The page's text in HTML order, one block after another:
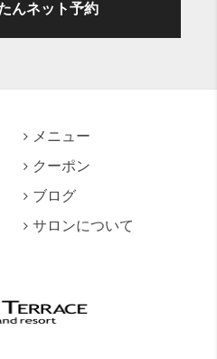
んネット予約
メニュー
クーポン
ブログ
サロンについて